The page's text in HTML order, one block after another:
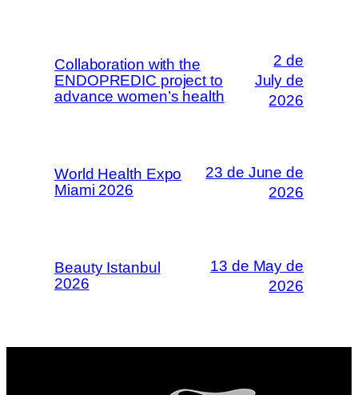
Collaboration with the
ENDOPREDIC project to
advance women’s health
2 de
July de
2026
World Health Expo
Miami 2026
23 de June de
2026
Beauty Istanbul
2026
13 de May de
2026